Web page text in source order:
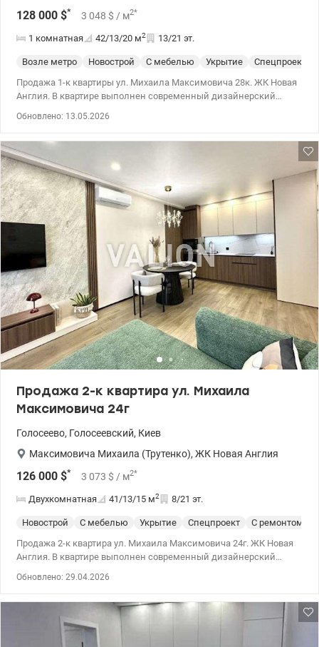
128 000 $* 3 048 $ / м2*
1 комнатная 42/13/20 м2 13/21 эт.
Возле метро Новострой С мебелью Укрытие Спецпроект
Продажа 1-к квартиры ул. Михаила Максимовича 28к. ЖК Новая
Англия. В квартире выполнен современный дизайнерский
Обновлено: 13.05.2026
Продажа 2-к квартира ул. Михаила
Максимовича 24г
Голосеево, Голосеевский, Киев
Максимовича Михаила (Трутенко), ЖК Новая Англия
126 000 $* 3 073 $ / м2*
Двухкомнатная 41/13/15 м2 8/21 эт.
Новострой С мебелью Укрытие Спецпроект
С ремонтом
Продажа 2-к квартира ул. Михаила Максимовича 24г. ЖК Новая
Англия. В квартире выполнен современный дизайнерский
необходимое для комфортной жизни: магазины, кафе, аптеки,
салоны красоты, спортивные и детские площадки, зоны отдыха.
044 200 10 80 valion.ua/1147647
Обновлено: 29.04.2026